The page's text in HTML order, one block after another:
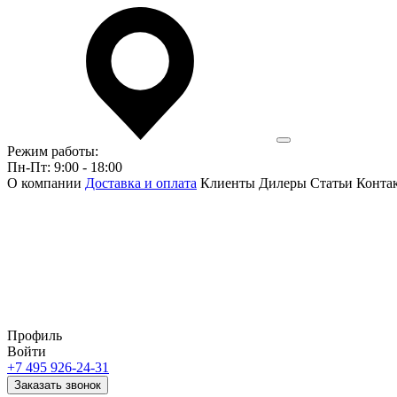
Режим работы:
Пн-Пт: 9:00 - 18:00
О компании Доставка и оплата Клиенты Дилеры Статьи
Профиль
Войти
+7 495 926-24-31
Заказать звонок